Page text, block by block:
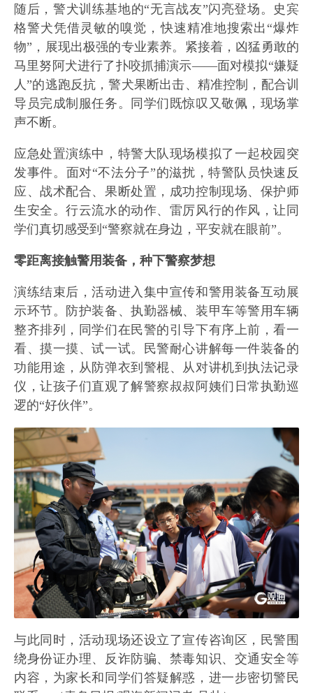
随后，警犬训练基地的“无言战友”闪亮登场。史宾
格警犬凭借灵敏的嗅觉，快速精准地搜索出“爆炸
物”，展现出极强的专业素养。紧接着，凶猛勇敢的
马里努阿犬进行了扑咬抓捕演示——面对模拟“嫌疑
人”的逃跑反抗，警犬果断出击、精准控制，配合训
导员完成制服任务。同学们既惊叹又敬佩，现场掌
声不断。
应急处置演练中，特警大队现场模拟了一起校园突
发事件。面对“不法分子”的滋扰，特警队员快速反
应、战术配合、果断处置，成功控制现场、保护师
生安全。行云流水的动作、雷厉风行的作风，让同
学们真切感受到“警察就在身边，平安就在眼前”。
零距离接触警用装备，种下警察梦想
演练结束后，活动进入集中宣传和警用装备互动展
示环节。防护装备、执勤器械、装甲车等警用车辆
整齐排列，同学们在民警的引导下有序上前，看一
看、摸一摸、试一试。民警耐心讲解每一件装备的
功能用途，从防弹衣到警棍、从对讲机到执法记录
仪，让孩子们直观了解警察叔叔阿姨们日常执勤巡
逻的“好伙伴”。
与此同时，活动现场还设立了宣传咨询区，民警围
绕身份证办理、反诈防骗、禁毒知识、交通安全等
内容，为家长和同学们答疑解惑，进一步密切警民